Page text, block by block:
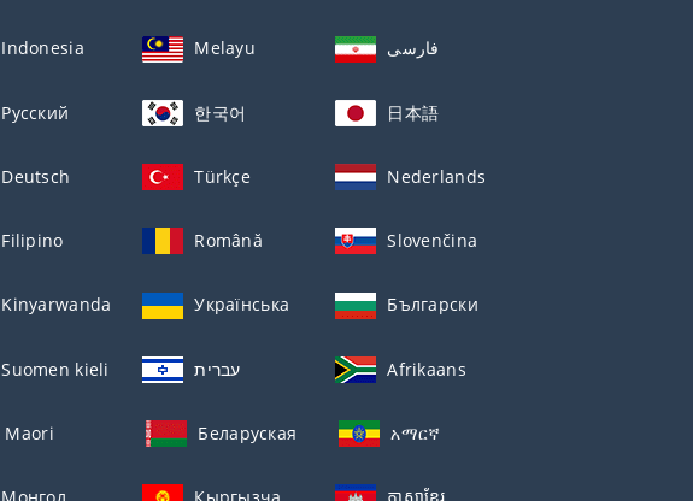
Indonesia Melayu فارسی
Русский 한국어 日本語
Deutsch Türkçe Nederlands
Filipino Română Slovenčina
Kinyarwanda Українська Български
Suomen kieli עברית Afrikaans
Maori Беларуская አማርኛ